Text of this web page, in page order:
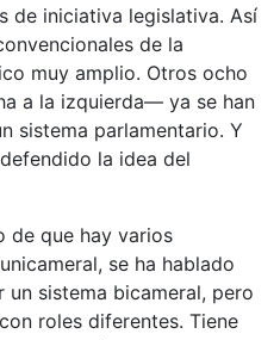
de iniciativa legislativa. Así
de la
muy amplio. Otros ocho
a la izquierda— ya se han
sistema parlamentario. Y
la idea del
de que hay varios
se ha hablado
sistema bicameral, pero
roles diferentes. Tiene